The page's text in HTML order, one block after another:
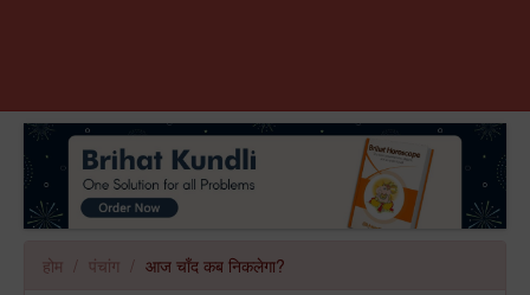
होम पंचांग आज चाँद कब निकलेगा?